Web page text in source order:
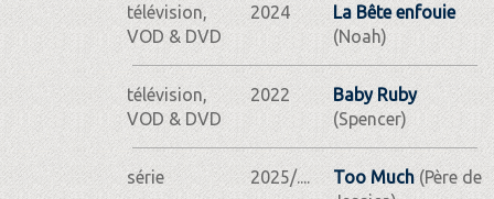
télévision,
VOD & DVD
2024
La Bête enfouie
(Noah)
télévision,
VOD & DVD
2022
Baby Ruby
(Spencer)
série 2025/.... Too Much(Père de